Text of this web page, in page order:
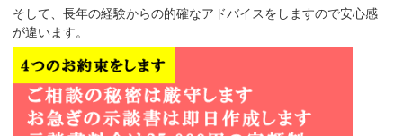
そして、長年の経験からの的確なアドバイスをしますので安心感
が違います。